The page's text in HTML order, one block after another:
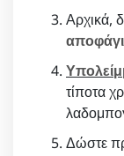
Αρχικά,
τίποτα
Δώστε